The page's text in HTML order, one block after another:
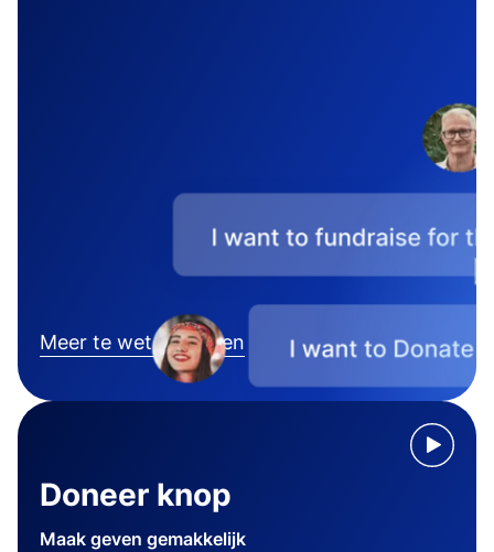
Meer te weten komen
Doneer knop
Maak geven gemakkelijk